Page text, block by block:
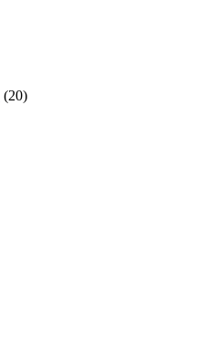
(20)